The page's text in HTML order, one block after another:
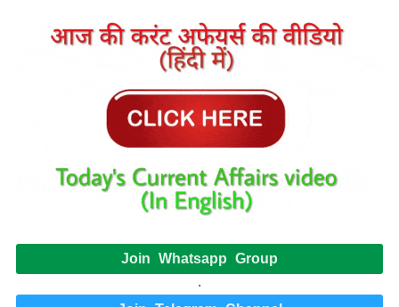
Join Whatsapp Group
.